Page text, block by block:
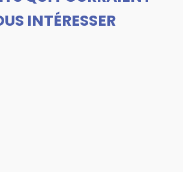
INTÉRESSER